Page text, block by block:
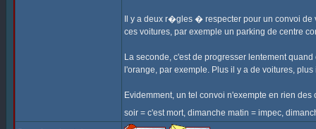
Il y a deux r�gles � respecter pour un convoi
ces voitures, par exemple un parking de centre
La seconde, c'est de progresser lentement
l'orange, par exemple. Plus il y a de voitures,
Evidemment, un tel convoi n'exempte en rien
soir = c'est mort, dimanche matin = impec,